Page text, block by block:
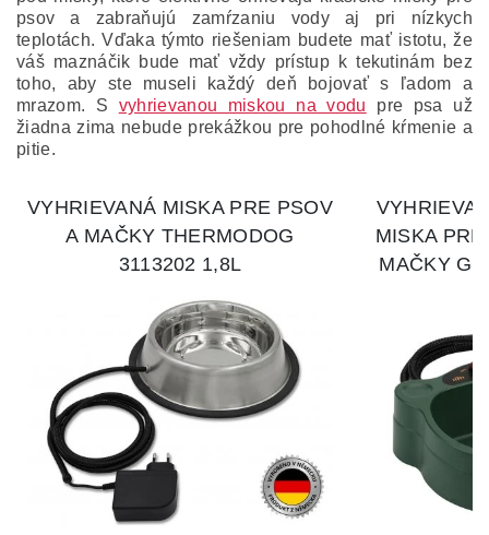
psov a zabraňujú zamŕzaniu vody aj pri nízkych
teplotách. Vďaka týmto riešeniam budete mať istotu, že
váš maznáčik bude mať vždy prístup k tekutinám bez
toho, aby ste museli každý deň bojovať s ľadom a
mrazom. S vyhrievanou miskou na vodu
pre psa už
žiadna zima nebude prekážkou pre pohodlné kŕmenie a
pitie.